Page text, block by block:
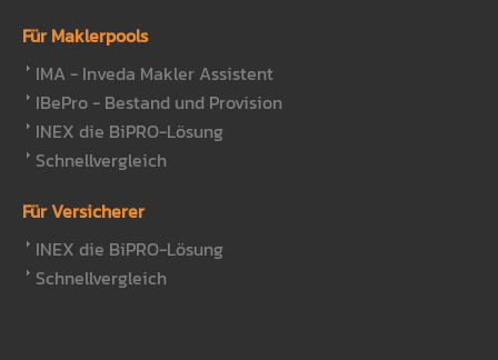
Für Maklerpools
IMA - Inveda Makler Assistent
IBePro - Bestand und Provision
INEX die BiPRO-Lösung
Schnellvergleich
Für Versicherer
INEX die BiPRO-Lösung
Schnellvergleich